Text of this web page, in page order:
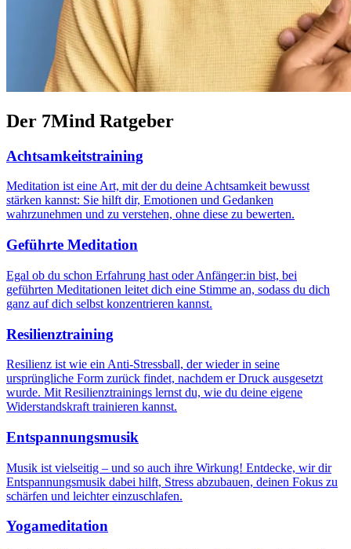
Der 7Mind Ratgeber
Achtsamkeitstraining
Meditation ist eine Art, mit der du deine Achtsamkeit bewusst
stärken kannst: Sie hilft dir, Emotionen und Gedanken
wahrzunehmen und zu verstehen, ohne diese zu bewerten.
Geführte Meditation
Egal ob du schon Erfahrung hast oder Anfänger:in bist, bei
geführten Meditationen leitet dich eine Stimme an, sodass du dich
ganz auf dich selbst konzentrieren kannst.
Resilienztraining
Resilienz ist wie ein Anti-Stressball, der wieder in seine
ursprüngliche Form zurück findet, nachdem er Druck ausgesetzt
wurde. Mit Resilienztrainings lernst du, wie du deine eigene
Widerstandskraft trainieren kannst.
Entspannungsmusik
Musik ist vielseitig – und so auch ihre Wirkung! Entdecke, wir dir
Entspannungsmusik dabei hilft, Stress abzubauen, deinen Fokus zu
schärfen und leichter einzuschlafen.
Yogameditation